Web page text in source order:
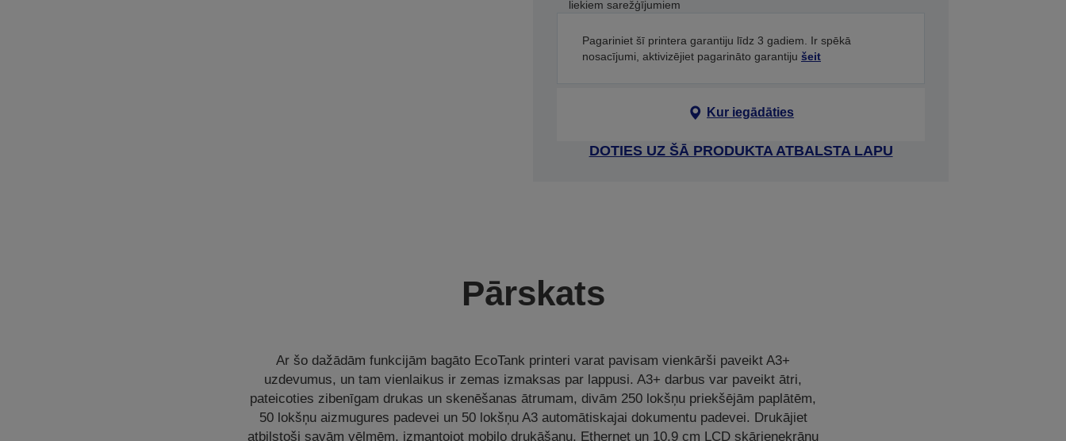
liekiem sarežģījumiem
Pagariniet šī printera garantiju līdz 3 gadiem. Ir spēkā
nosacījumi, aktivizējiet pagarināto garantiju šeit
Kur iegādāties
DOTIES UZ ŠĀ PRODUKTA ATBALSTA LAPU
Pārskats
Ar šo dažādām funkcijām bagāto EcoTank printeri varat pavisam vienkārši paveikt A3+
uzdevumus, un tam vienlaikus ir zemas izmaksas par lappusi. A3+ darbus var paveikt ātri,
pateicoties zibenīgam drukas un skenēšanas ātrumam, divām 250 lokšņu priekšējām paplātēm,
50 lokšņu aizmugures padevei un 50 lokšņu A3 automātiskajai dokumentu padevei. Drukājiet
atbilstoši savām vēlmēm, izmantojot mobilo drukāšanu, Ethernet un 10,9 cm LCD skārienekrānu